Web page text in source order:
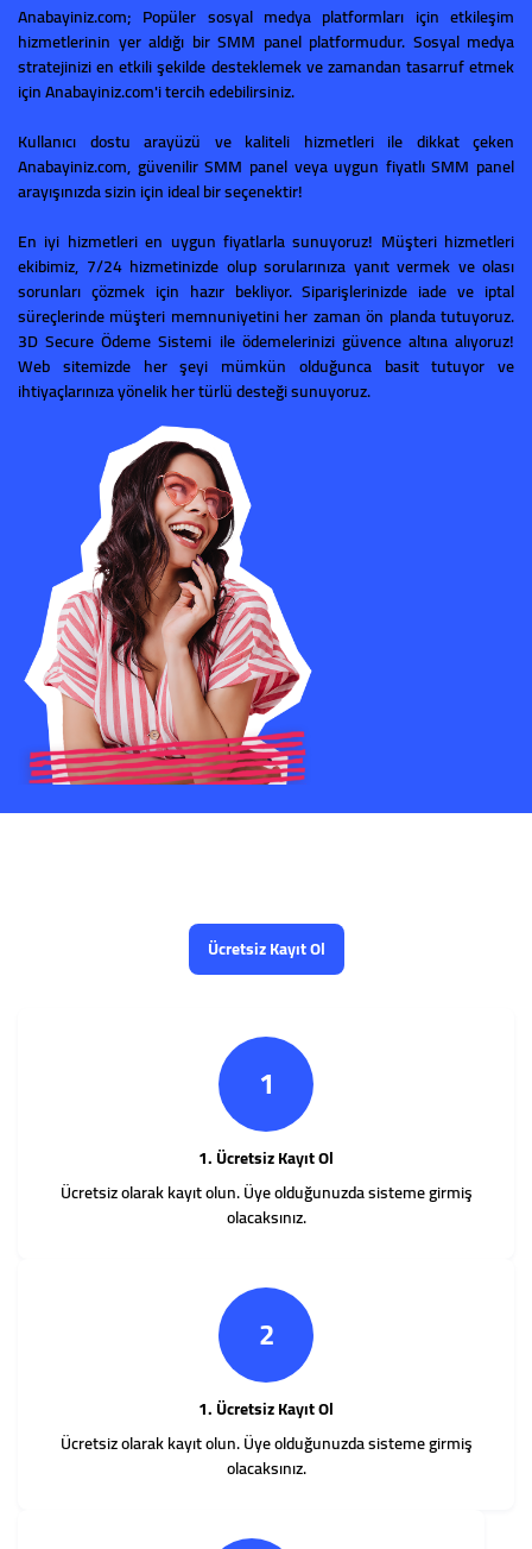
Anabayiniz.com; Popüler sosyal medya platformları için etkileşim
hizmetlerinin yer aldığı bir SMM panel platformudur. Sosyal medya
stratejinizi en etkili şekilde desteklemek ve zamandan tasarruf etmek
için Anabayiniz.com'i tercih edebilirsiniz.
Kullanıcı dostu arayüzü ve kaliteli hizmetleri ile dikkat çeken
Anabayiniz.com, güvenilir SMM panel veya uygun fiyatlı SMM panel
arayışınızda sizin için ideal bir seçenektir!
En iyi hizmetleri en uygun fiyatlarla sunuyoruz! Müşteri hizmetleri
ekibimiz, 7/24 hizmetinizde olup sorularınıza yanıt vermek ve olası
sorunları çözmek için hazır bekliyor. Siparişlerinizde iade ve iptal
süreçlerinde müşteri memnuniyetini her zaman ön planda tutuyoruz.
3D Secure Ödeme Sistemi ile ödemelerinizi güvence altına alıyoruz!
Web sitemizde her şeyi mümkün olduğunca basit tutuyor ve
ihtiyaçlarınıza yönelik her türlü desteği sunuyoruz.
Ücretsiz Kayıt Ol
1
1. Ücretsiz Kayıt Ol
Ücretsiz olarak kayıt olun. Üye olduğunuzda sisteme girmiş
olacaksınız.
2
1. Ücretsiz Kayıt Ol
Ücretsiz olarak kayıt olun. Üye olduğunuzda sisteme girmiş
olacaksınız.